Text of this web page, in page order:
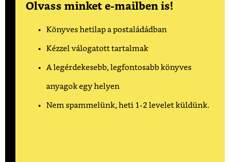
Olvass minket e-mailben is!
Könyves hetilap a postaládádban
Kézzel válogatott tartalmak
A legérdekesebb, legfontosabb könyves
anyagok egy helyen
Nem spammelünk, heti 1-2 levelet küldünk.